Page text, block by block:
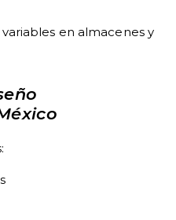
en almacenes y